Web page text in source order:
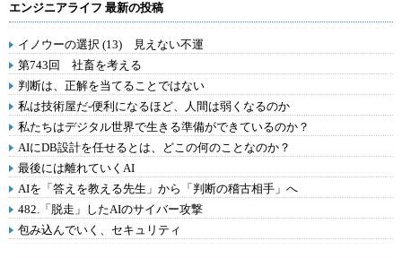
エンジニアライフ 最新の投稿
イノウーの選択 (13) 見えない不運
第743回 社畜を考える
判断は、正解を当てることではない
私は技術屋だ-便利になるほど、人間は弱くなるのか
私たちはデジタル世界で生きる準備ができているのか？
AIにDB設計を任せるとは、どこの何のことなのか？
最後には離れていくAI
AIを「答えを教える先生」から「判断の稽古相手」へ
482.「脱走」したAIのサイバー攻撃
包み込んでいく、セキュリティ